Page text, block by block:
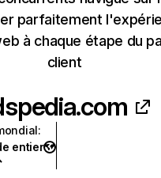
parfaitement
à chaque étape du
client
:
entier